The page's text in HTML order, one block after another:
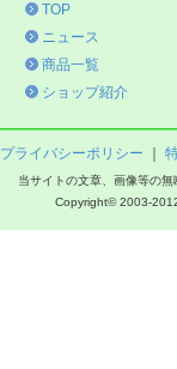
TOP
ニュース
商品一覧
ショップ紹介
プライバシーポリシー
当サイトの文章、画像等の
Copyright© 2003-